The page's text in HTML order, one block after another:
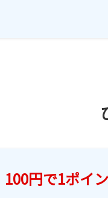
100円で1ポイ